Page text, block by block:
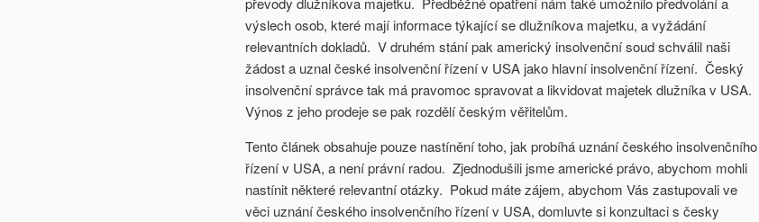
výslech osob, které mají informace týkající se dlužníkova majetku, a vyžádání
relevantních dokladů. V druhém stání pak americký insolvenční soud schválil naši
žádost a uznal české insolvenční řízení v USA jako hlavní insolvenční řízení. Český
insolvenční správce tak má pravomoc spravovat a likvidovat majetek dlužníka v USA.
Výnos z jeho prodeje se pak rozdělí českým věřitelům.
Tento článek obsahuje pouze nastínění toho, jak probíhá uznání českého insolvenčního
řízení v USA, a není právní radou. Zjednodušili jsme americké právo, abychom mohli
nastínit některé relevantní otázky. Pokud máte zájem, abychom Vás zastupovali ve
věci uznání českého insolvenčního řízení v USA, domluvte si konzultaci s česky